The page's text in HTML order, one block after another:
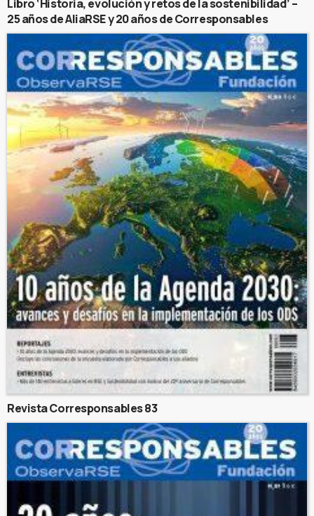
Libro ‘Historia, evolución y retos de la sostenibilidad’ –
25 años de AliaRSE y 20 años de Corresponsables
Revista Corresponsables 83